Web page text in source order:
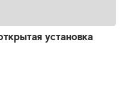
установка